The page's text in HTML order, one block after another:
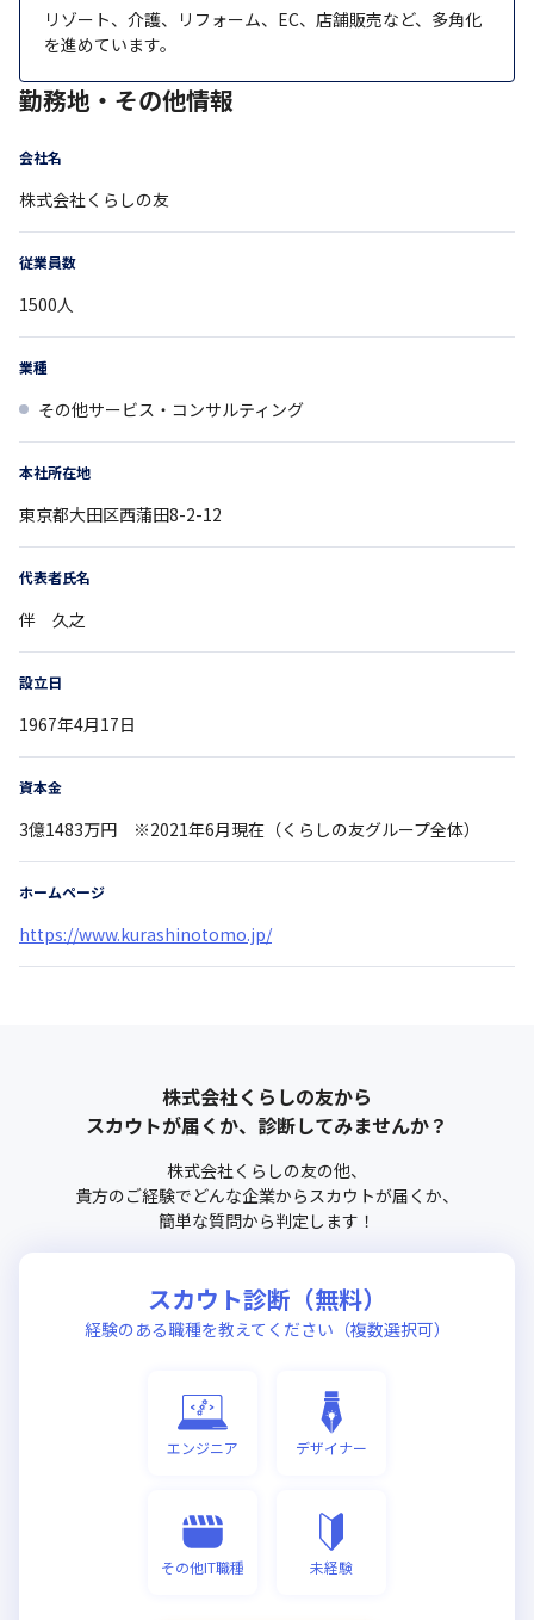
リゾート、介護、リフォーム、EC、店舗販売など、多角化
を進めています。
勤務地・その他情報
会社名
株式会社くらしの友
従業員数
1500人
業種
その他サービス・コンサルティング
本社所在地
東京都大田区西蒲田8-2-12
代表者氏名
伴 久之
設立日
1967年4月17日
資本金
3億1483万円 ※2021年6月現在（くらしの友グループ全体）
ホームページ
https://www.kurashinotomo.jp/
株式会社くらしの友から
スカウトが届くか、診断してみませんか？
株式会社くらしの友の他、
貴方のご経験でどんな企業からスカウトが届くか、
簡単な質問から判定します！
スカウト診断（無料）
経験のある職種を教えてください（複数選択可）
エンジニア デザイナー
その他IT職種 未経験